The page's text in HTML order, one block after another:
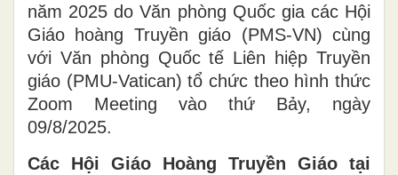
năm 2025 do Văn phòng Quốc gia các Hội
Giáo hoàng Truyền giáo (PMS-VN) cùng
với Văn phòng Quốc tế Liên hiệp Truyền
giáo (PMU-Vatican) tổ chức theo hình thức
Zoom Meeting vào thứ Bảy, ngày
09/8/2025.
Các Hội Giáo Hoàng Truyền Giáo tại